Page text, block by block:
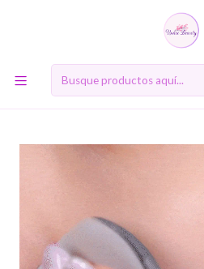
10% de descuento en tu primera
RUTINA DE
Séptimo Paso (opcional):
Nu Zero Cushion SPF24 PA++